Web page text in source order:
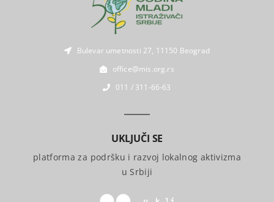
Bulevar umetnosti 27, 11150 Beograd
office@mis.org.rs
011 / 311-66-63
UKLJUČI SE
platforma za podršku i razvoj lokalnog aktivizma
u Srbiji